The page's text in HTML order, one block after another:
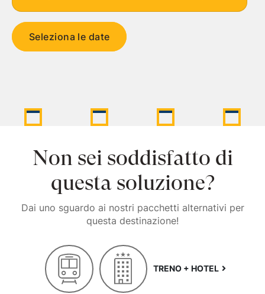
Seleziona le date
Non sei soddisfatto di
questa soluzione?
Dai uno sguardo ai nostri pacchetti alternativi per
questa destinazione!
TRENO + HOTEL